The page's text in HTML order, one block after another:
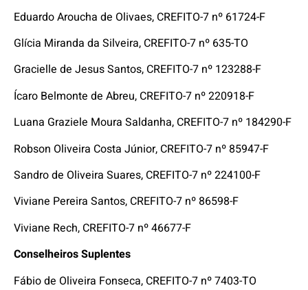
Eduardo Aroucha de Olivaes, CREFITO-7 nº 61724-F
Glícia Miranda da Silveira, CREFITO-7 nº 635-TO
Gracielle de Jesus Santos, CREFITO-7 nº 123288-F
Ícaro Belmonte de Abreu, CREFITO-7 nº 220918-F
Luana Graziele Moura Saldanha, CREFITO-7 nº 184290-F
Robson Oliveira Costa Júnior, CREFITO-7 nº 85947-F
Sandro de Oliveira Suares, CREFITO-7 nº 224100-F
Viviane Pereira Santos, CREFITO-7 nº 86598-F
Viviane Rech, CREFITO-7 nº 46677-F
Conselheiros Suplentes
Fábio de Oliveira Fonseca, CREFITO-7 nº 7403-TO